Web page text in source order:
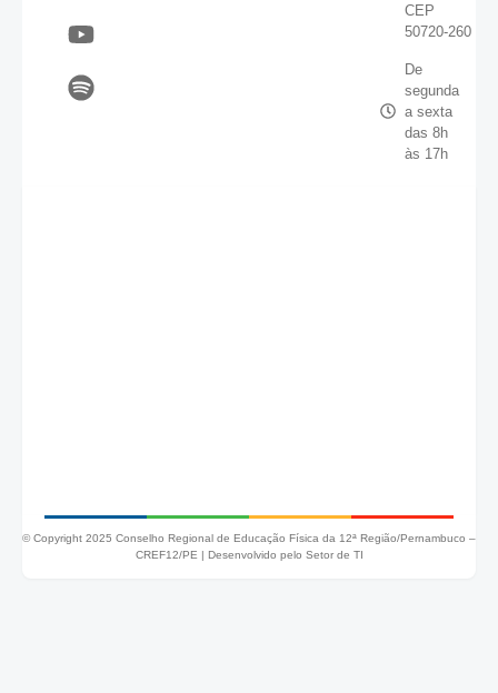
CEP
50720-260
De
segunda
a sexta
das 8h
às 17h
© Copyright 2025 Conselho Regional de Educação Física da 12ª Região/Pernambuco –
CREF12/PE | Desenvolvido pelo Setor de TI